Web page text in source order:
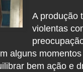
A produção
violentas
alguns
bem ação e